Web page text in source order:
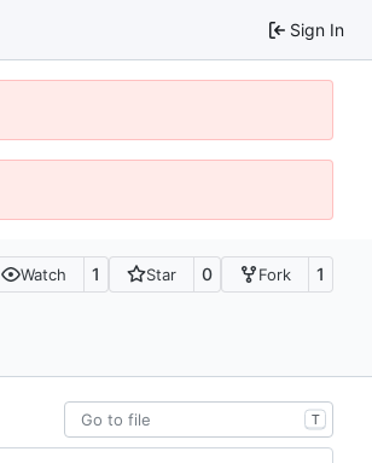
Sign In
Watch 1 Star 0 Fork 1
T